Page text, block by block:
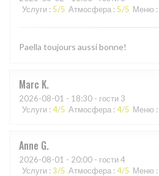
Услуги : 5/5 Атмосфера : 5/5 Меню :
Paella toujours aussi bonne!
Marc K
2026-08-01 - 18:30 - гости 3
Услуги : 4/5 Атмосфера : 4/5 Меню :
Anne G
2026-08-01 - 20:00 - гости 4
Услуги : 3/5 Атмосфера : 4/5 Меню :